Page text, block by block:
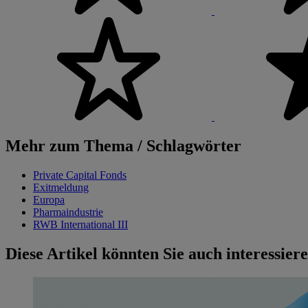
Mehr zum Thema / Schlagwörter
Private Capital Fonds
Exitmeldung
Europa
Pharmaindustrie
RWB International III
Diese Artikel könnten Sie auch